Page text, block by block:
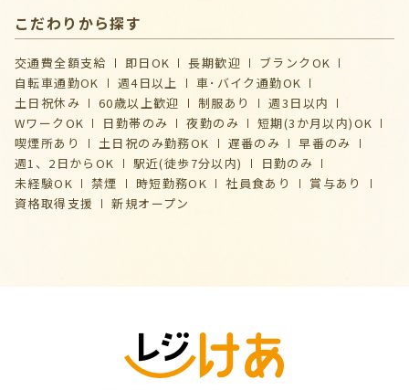
こだわりから探す
交通費全額支給 即日OK 長期歓迎
ブランクOK
自転車通勤OK
週4日以上
車･バイク通勤OK
土日祝休み
60歳以上歓迎 制服あり
週3日以内
WワークOK
日勤帯のみ 夜勤のみ
短期(3か月以内)OK
喫煙所あり
土日祝のみ勤務OK 遅番のみ
早番のみ
週1、2日からOK
駅近(徒歩7分以内)
日勤のみ
未経験OK
禁煙 時短勤務OK 社員食あり
賞与あり
資格取得支援
新規オープン